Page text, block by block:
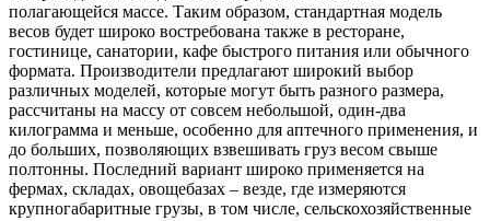
полагающейся массе. Таким образом, стандартная модель
весов будет широко востребована также в ресторане,
гостинице, санатории, кафе быстрого питания или обычного
формата. Производители предлагают широкий выбор
различных моделей, которые могут быть разного размера,
рассчитаны на массу от совсем небольшой, один-два
килограмма и меньше, особенно для аптечного применения, и
до больших, позволяющих взвешивать груз весом свыше
полтонны. Последний вариант широко применяется на
фермах, складах, овощебазах – везде, где измеряются
крупногабаритные грузы, в том числе, сельскохозяйственные